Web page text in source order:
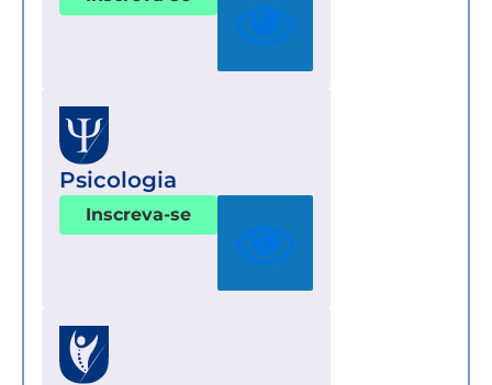
Psicologia
Inscreva-se